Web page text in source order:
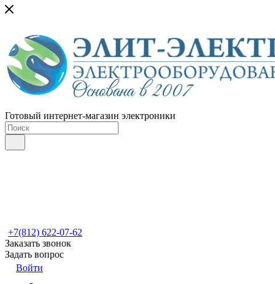
Готовый интернет-магазин электроники
+7(812) 622-07-62
Заказать звонок
Задать вопрос
Войти